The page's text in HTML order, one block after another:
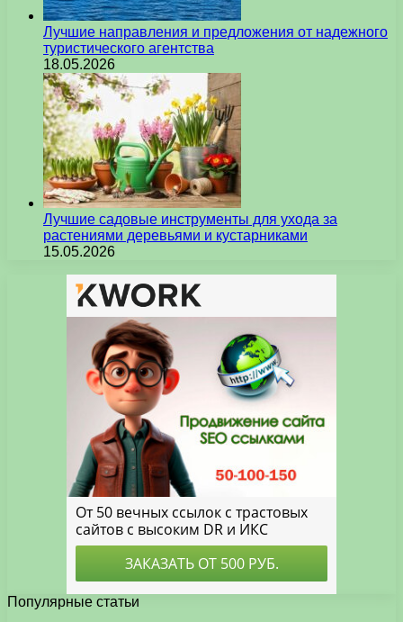
Лучшие направления и предложения от надежного
туристического агентства
18.05.2026
Лучшие садовые инструменты для ухода за
растениями деревьями и кустарниками
15.05.2026
Популярные статьи